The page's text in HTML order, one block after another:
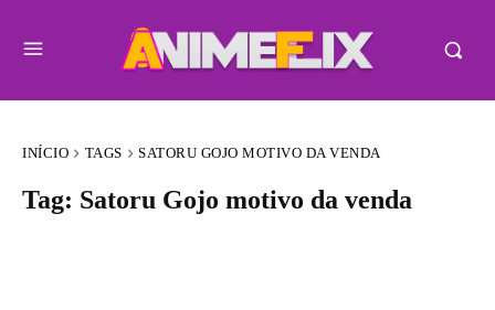
INÍCIO TAGS SATORU GOJO MOTIVO DA VENDA
Tag: Satoru Gojo motivo da venda